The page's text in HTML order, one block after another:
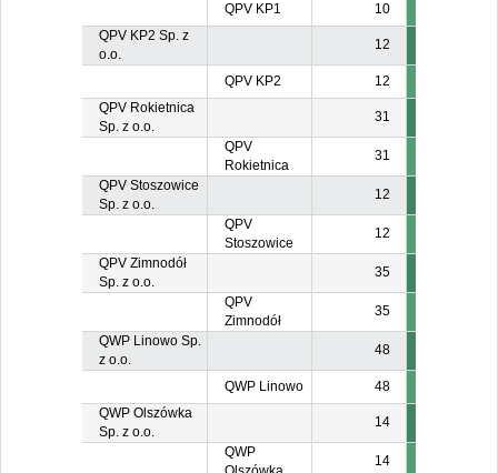
QPV KP1
10
QPV KP2 Sp. z
o.o.
12
QPV KP2
12
QPV Rokietnica
Sp. z o.o.
31
QPV
Rokietnica
31
QPV Stoszowice
Sp. z o.o.
12
QPV
Stoszowice
12
QPV Zimnodół
Sp. z o.o.
35
QPV
Zimnodół
35
QWP Linowo Sp.
z o.o.
48
QWP Linowo
48
QWP Olszówka
Sp. z o.o.
14
QWP
14